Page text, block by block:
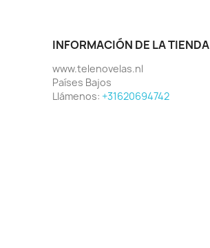
INFORMACIÓN DE LA TIENDA
www.telenovelas.nl
Países Bajos
Llámenos: +31620694742